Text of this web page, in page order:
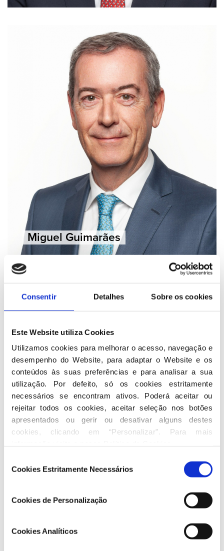
Consentir Detalhes Sobre os cookies
Este Website utiliza Cookies
Utilizamos cookies para melhorar o acesso, navegação e
desempenho do Website, para adaptar o Website e os
conteúdos às suas preferências e para analisar a sua
utilização. Por defeito, só os cookies estritamente
necessários se encontram ativos. Poderá aceitar ou
rejeitar todos os cookies, aceitar seleção nos botões
apresentados ou gerir ou desativar alguns destes
cookies, clicando em “Personalizar”. Para mais
deCookies Estritamente Necessários
Cookies de Personalização
Cookies Analíticos
Miguel Guimarães